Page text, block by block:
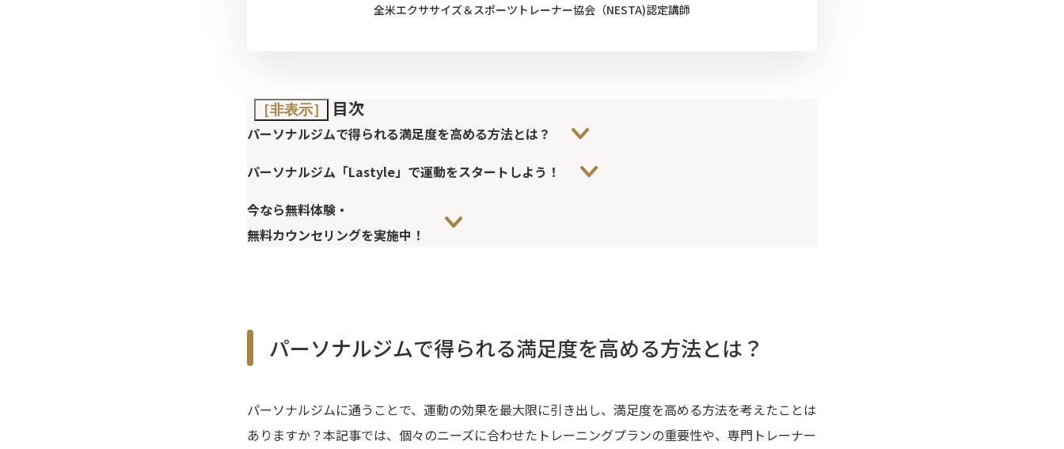
全米エクササイズ＆スポーツトレーナー協会（NESTA)認定講師
［非表示］ 目次
パーソナルジムで得られる満足度を高める方法とは？
パーソナルジム「Lastyle」で運動をスタートしよう！
今なら無料体験・
無料カウンセリングを実施中！
パーソナルジムで得られる満足度を高める方法とは？
パーソナルジムに通うことで、運動の効果を最大限に引き出し、満足度を高める方法を考えたことは
ありますか？本記事では、個々のニーズに合わせたトレーニングプランの重要性や、専門トレーナー